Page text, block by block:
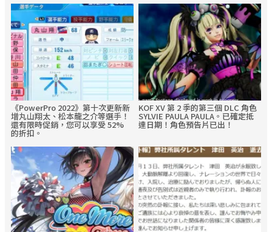
《PowerPro 2022》第十次更新新
增丸山翔太、松本龍之介等選手！
還有限時促銷，您可以享受 52%
的折扣。
KOF XV 第 2 季的第三個 DLC 角色
SYLVIE PAULA PAULA。已確定抵
達日期！角色預告片已出！